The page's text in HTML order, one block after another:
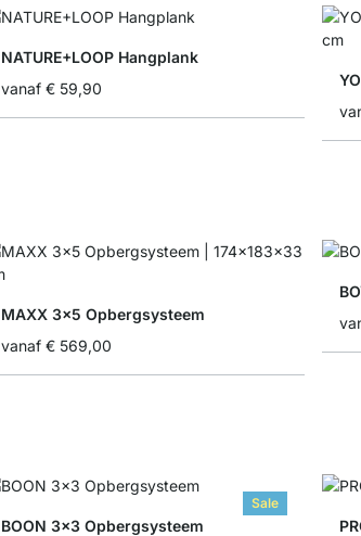
NATURE+LOOP Hangplank
vanaf € 59,90
MAXX 3x5 Opbergsysteem
vanaf € 569,00
Sale
BOON 3x3 Opbergsysteem